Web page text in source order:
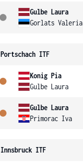
Gulbe Laura
Gorlats Valeria
Portschach ITF
Konig Pia
Gulbe Laura
Gulbe Laura
Primorac Iva
Innsbruck ITF